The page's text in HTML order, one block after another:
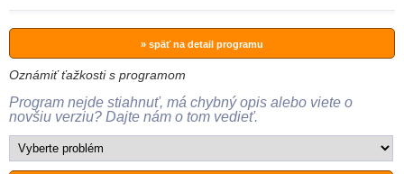
» späť na detail programu
Oznámiť ťažkosti s programom
Program nejde stiahnuť, má chybný opis alebo viete o
novšiu verziu? Dajte nám o tom vedieť.